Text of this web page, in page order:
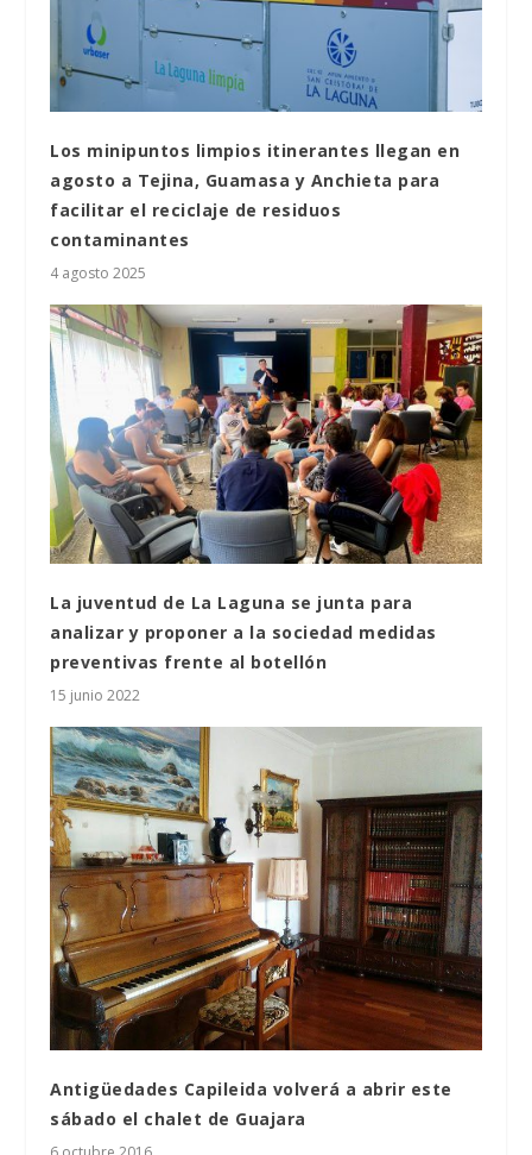
Los minipuntos limpios itinerantes llegan en
agosto a Tejina, Guamasa y Anchieta para
facilitar el reciclaje de residuos
contaminantes
4 agosto 2025
La juventud de La Laguna se junta para
analizar y proponer a la sociedad medidas
preventivas frente al botellón
15 junio 2022
Antigüedades Capileida volverá a abrir este
sábado el chalet de Guajara